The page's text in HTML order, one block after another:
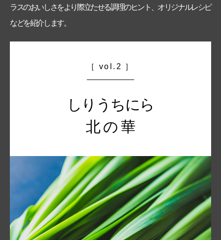
ラスのおいしさをより際立たせる調理のヒント、オリジナルレシピ
などを紹介します。
vol.2
しりうちにら
北 の 華